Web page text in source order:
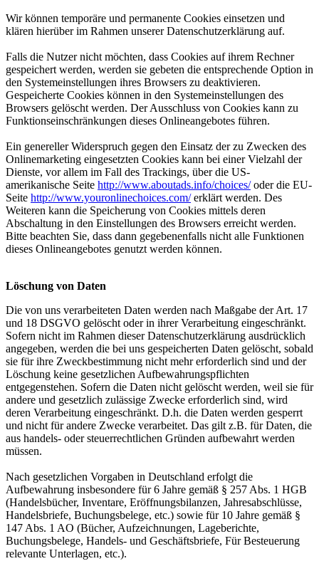
Wir können temporäre und permanente Cookies einsetzen und
klären hierüber im Rahmen unserer Datenschutzerklärung auf.
Falls die Nutzer nicht möchten, dass Cookies auf ihrem Rechner
gespeichert werden, werden sie gebeten die entsprechende Option in
den Systemeinstellungen ihres Browsers zu deaktivieren.
Gespeicherte Cookies können in den Systemeinstellungen des
Browsers gelöscht werden. Der Ausschluss von Cookies kann zu
Funktionseinschränkungen dieses Onlineangebotes führen.
Ein genereller Widerspruch gegen den Einsatz der zu Zwecken des
Onlinemarketing eingesetzten Cookies kann bei einer Vielzahl der
Dienste, vor allem im Fall des Trackings, über die US-
amerikanische Seite http://www.aboutads.info/choices/oder die EU-
Seite http://www.youronlinechoices.com/erklärt werden. Des
Weiteren kann die Speicherung von Cookies mittels deren
Abschaltung in den Einstellungen des Browsers erreicht werden.
Bitte beachten Sie, dass dann gegebenenfalls nicht alle Funktionen
dieses Onlineangebotes genutzt werden können.
Löschung von Daten
Die von uns verarbeiteten Daten werden nach Maßgabe der Art. 17
und 18 DSGVO gelöscht oder in ihrer Verarbeitung eingeschränkt.
Sofern nicht im Rahmen dieser Datenschutzerklärung ausdrücklich
angegeben, werden die bei uns gespeicherten Daten gelöscht, sobald
sie für ihre Zweckbestimmung nicht mehr erforderlich sind und der
Löschung keine gesetzlichen Aufbewahrungspflichten
entgegenstehen. Sofern die Daten nicht gelöscht werden, weil sie für
andere und gesetzlich zulässige Zwecke erforderlich sind, wird
deren Verarbeitung eingeschränkt. D.h. die Daten werden gesperrt
und nicht für andere Zwecke verarbeitet. Das gilt z.B. für Daten, die
aus handels- oder steuerrechtlichen Gründen aufbewahrt werden
müssen.
Nach gesetzlichen Vorgaben in Deutschland erfolgt die
Aufbewahrung insbesondere für 6 Jahre gemäß § 257 Abs. 1 HGB
(Handelsbücher, Inventare, Eröffnungsbilanzen, Jahresabschlüsse,
Handelsbriefe, Buchungsbelege, etc.) sowie für 10 Jahre gemäß §
147 Abs. 1 AO (Bücher, Aufzeichnungen, Lageberichte,
Buchungsbelege, Handels- und Geschäftsbriefe, Für Besteuerung
relevante Unterlagen, etc.).